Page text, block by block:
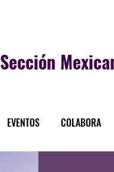
Sección
EVENTOS COLABORA